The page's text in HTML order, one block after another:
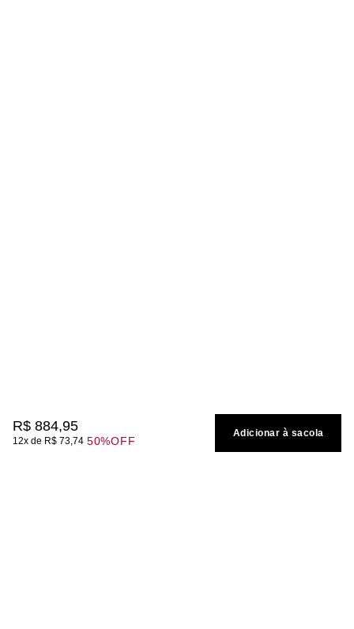
R$ 884,95
12 R$ 73,74 50%OFF
Adicionar à sacola